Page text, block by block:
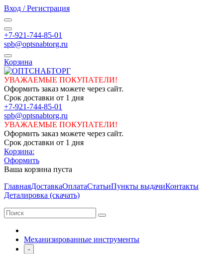
Вход / Регистрация
+7-921-744-85-01
spb@optsnabtorg.ru
Корзина
УВАЖАЕМЫЕ ПОКУПАТЕЛИ!
Оформить заказ можете через сайт.
Срок доставки от 1 дня
+7-921-744-85-01
spb@optsnabtorg.ru
УВАЖАЕМЫЕ ПОКУПАТЕЛИ!
Оформить заказ можете через сайт.
Срок доставки от 1 дня
Корзина:
Оформить
Ваша корзина пуста
ГлавнаяДоставкаОплатаСтатьиПункты выдачиКонтакты
Деталировка (скачать)
Механизированные инструменты
-